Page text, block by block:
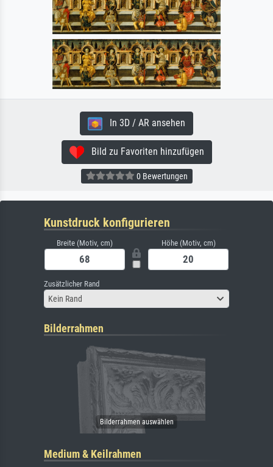
In 3D / AR ansehen
Bild zu Favoriten hinzufügen
0 Bewertungen
Kunstdruck konfigurieren
Breite (Motiv, cm) Höhe (Motiv, cm)
Zusätzlicher Rand
Kein Rand
Bilderrahmen
Medium & Keilrahmen